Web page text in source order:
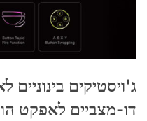
ג'ויסטיקים
דו-מצביים לאפקט